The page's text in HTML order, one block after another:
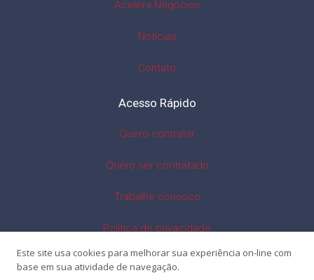
Acelera Negócios
Notícias
Contato
Acesso Rápido
Quero contratar
Quero ser contratado
Trabalhe conosco
Política de privacidade
Este site usa cookies para melhorar sua experiência on-line com
base em sua atividade de navegação.